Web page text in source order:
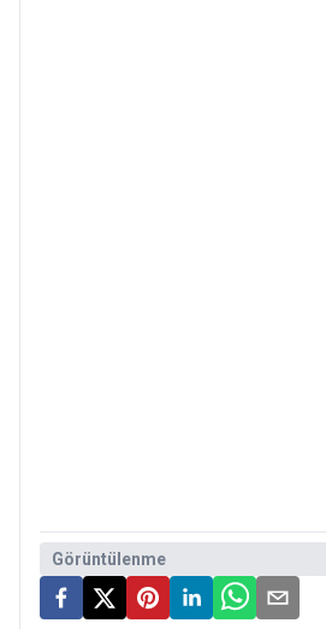
Görüntülenme